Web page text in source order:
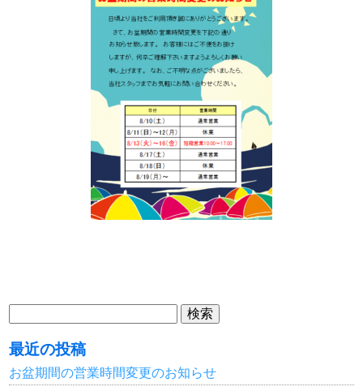
検
索:
最近の投稿
お盆期間の営業時間変更のお知らせ